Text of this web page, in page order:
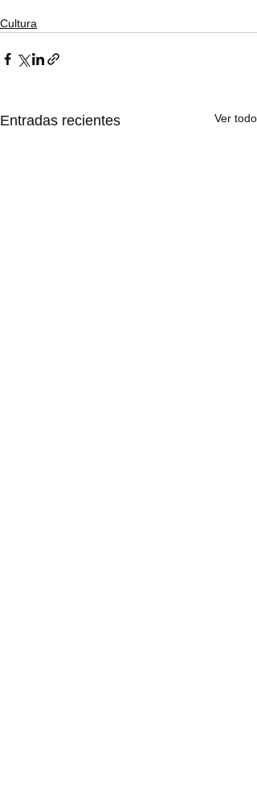
Cultura
Entradas recientes Ver todo